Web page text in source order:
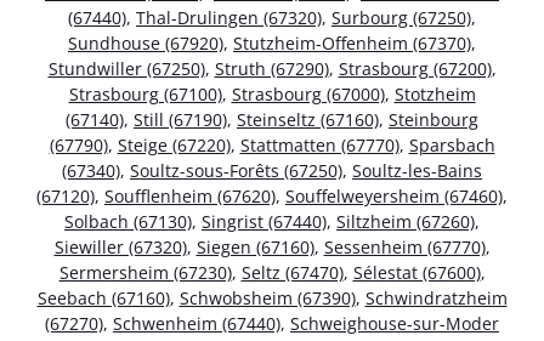
(67440), Thal-Drulingen (67320), Surbourg (67250),
Sundhouse (67920), Stutzheim-Offenheim (67370),
Stundwiller (67250), Struth (67290), Strasbourg (67200),
Strasbourg (67100), Strasbourg (67000), Stotzheim
(67140), Still (67190), Steinseltz (67160), Steinbourg
(67790), Steige (67220), Stattmatten (67770), Sparsbach
(67340), Soultz-sous-Forêts (67250), Soultz-les-Bains
(67120), Soufflenheim (67620), Souffelweyersheim (67460),
Solbach (67130), Singrist (67440), Siltzheim (67260),
Siewiller (67320), Siegen (67160), Sessenheim (67770),
Sermersheim (67230), Seltz (67470), Sélestat (67600),
Seebach (67160), Schwobsheim (67390), Schwindratzheim
(67270), Schwenheim (67440), Schweighouse-sur-Moder